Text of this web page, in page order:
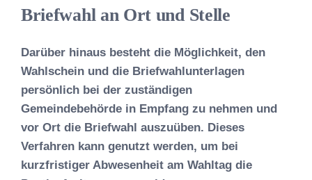
Briefwahl an Ort und Stelle
Darüber hinaus besteht die Möglichkeit, den
Wahlschein und die Briefwahlunterlagen
persönlich bei der zuständigen
Gemeindebehörde in Empfang zu nehmen und
vor Ort die Briefwahl auszuüben. Dieses
Verfahren kann genutzt werden, um bei
kurzfristiger Abwesenheit am Wahltag die